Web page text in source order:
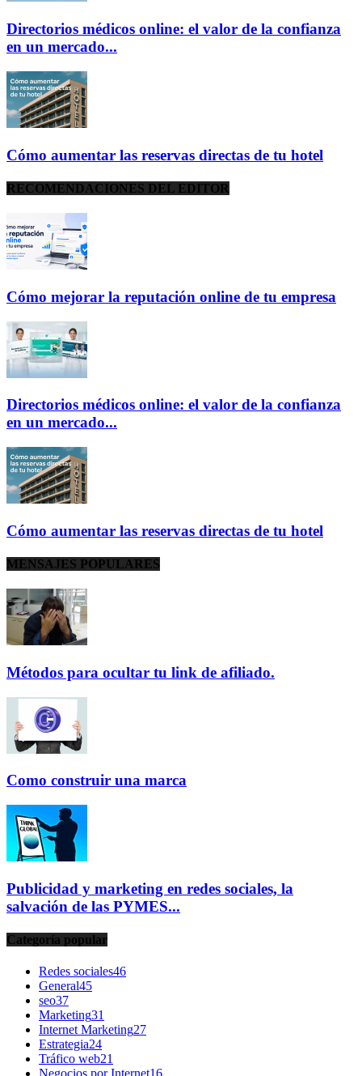
Directorios médicos online: el valor de la confianza
en un mercado...
Cómo aumentar las reservas directas de tu hotel
RECOMENDACIONES DEL EDITOR
Cómo mejorar la reputación online de tu empresa
Directorios médicos online: el valor de la confianza
en un mercado...
Cómo aumentar las reservas directas de tu hotel
MENSAJES POPULARES
Métodos para ocultar tu link de afiliado.
Como construir una marca
Publicidad y marketing en redes sociales, la
salvación de las PYMES...
Categoría popular
Redes sociales46
General45
seo37
Marketing31
Internet Marketing27
Estrategia24
Tráfico web21